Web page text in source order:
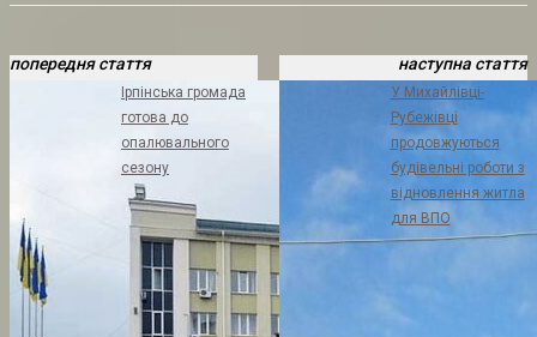
попередня стаття
Ірпінська громада
готова до
опалювального
сезону
наступна стаття
У Михайлівці-
Рубежівці
продовжуються
будівельні роботи з
відновлення житла
для ВПО